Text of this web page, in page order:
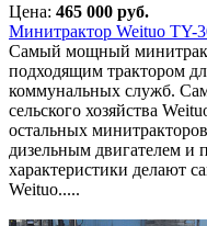
Цена: 465 000 руб.
Минитрактор Weituo
Самый мощный
подходящим трактором
коммунальных служб.
сельского хозяйства
остальных
дизельным двигателем
характеристики делают
Weituo.....